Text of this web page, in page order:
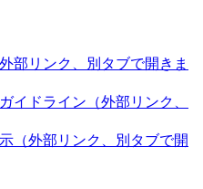
外部リンク、別タブで開きま
イドライン （外部リンク、
（外部リンク、別タブで開